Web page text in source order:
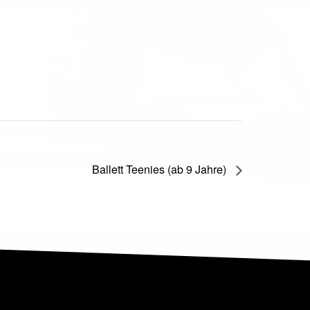
Ballett Teenies (ab 9 Jahre)